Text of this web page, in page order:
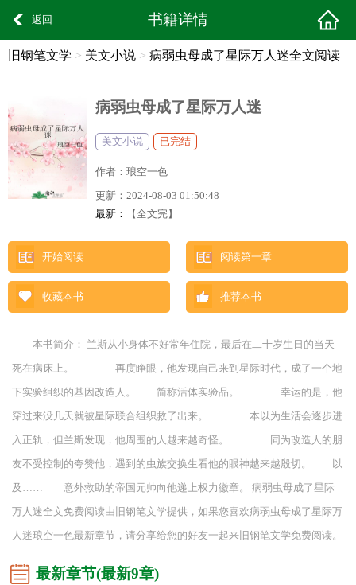
返回 书籍详情
旧钢笔文学 > 美文小说 > 病弱虫母成了星际万人迷全文阅读
病弱虫母成了星际万人迷
美文小说 已完结
作者： 琅空一色
更新： 2024-08-03 01:50:48
最新：
【全文完】
开始阅读 阅读第一章
收藏本书 推荐本书
本书简介： 兰斯从小身体不好常年住院，最后在二十岁生日的当天
死在病床上。 再度睁眼，他发现自己来到星际时代，成了一个地
下实验组织的基因改造人。 简称活体实验品。 幸运的是，他
穿过来没几天就被星际联合组织救了出来。 本以为生活会逐步进
入正轨，但兰斯发现，他周围的人越来越奇怪。 同为改造人的朋
友不受控制的夸赞他，遇到的虫族交换生看他的眼神越来越殷切。 以
及…… 意外救助的帝国元帅向他递上权力徽章。 病弱虫母成了星际
万人迷全文免费阅读由旧钢笔文学提供，如果您喜欢病弱虫母成了星际万
人迷琅空一色最新章节，请分享给您的好友一起来旧钢笔文学免费阅读。
最新章节(最新9章)